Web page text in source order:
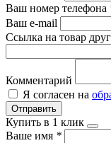
Ваш номер телефона
Ваш e-mail
Ссылка на товар
Комментарий
Я согласен на
Отправить
Купить в 1 клик
Ваше имя *